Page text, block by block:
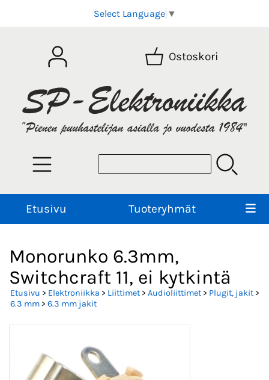
Select Language ▼
Ostoskori
Etusivu Tuoteryhmät
Monorunko 6.3mm,
Switchcraft 11, ei kytkintä
Etusivu > Elektroniikka > Liittimet> Audioliittimet> Plugit, jakit>
6.3 mm> 6.3 mm jakit